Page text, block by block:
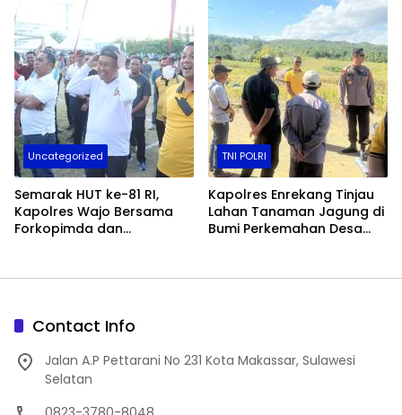
Uncategorized
Semarak HUT ke-81 RI,
Kapolres Wajo Bersama
Forkopimda dan
TNI POLRI
Kapolres Enrekang Tinjau
Lahan Tanaman Jagung di
Bumi Perkemahan Desa
Contact Info
Jalan A.P Pettarani No 231 Kota Makassar, Sulawesi
Selatan